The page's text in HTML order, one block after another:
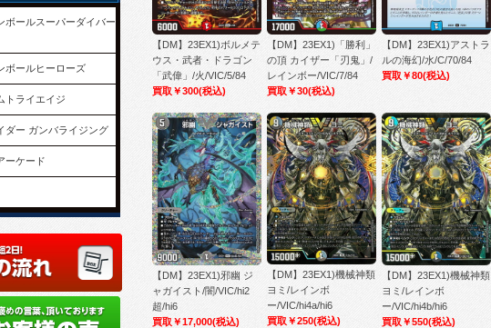
【DM】23EX1)ボルメテ
ウス・武者・ドラゴン
「武偉」/火/VIC/5/84
買取￥300(税込)
【DM】23EX1)「勝利」
の頂 カイザー「刃鬼」/
レインボー/VIC/7/84
買取￥30(税込)
【DM】23EX1)アストラ
ルの海幻/水/C/70/84
買取￥80(税込)
【DM】23EX1)邪幽 ジ
ャガイスト/闇/VIC/hi2
超/hi6
買取￥17,000(税込)
【DM】23EX1)機械神類
ヨミ/レインボ
ー/VIC/hi4a/hi6
買取￥250(税込)
【DM】23EX1)機械神類
ヨミ/レインボ
ー/VIC/hi4b/hi6
買取￥550(税込)
ボールスーパーダイバー
ボールヒーローズ
トライエイジ
ダー ガンバライジング
ーケード